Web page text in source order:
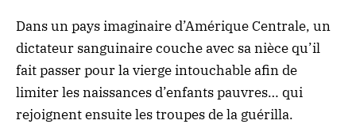
Dans un pays imaginaire d’Amérique Centrale, un
dictateur sanguinaire couche avec sa nièce qu’il
fait passer pour la vierge intouchable afin de
limiter les naissances d’enfants pauvres… qui
rejoignent ensuite les troupes de la guérilla.